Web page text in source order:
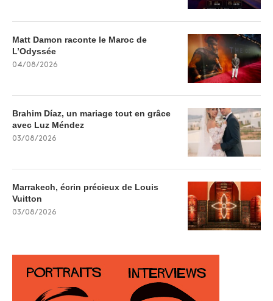
Matt Damon raconte le Maroc de
L’Odyssée
04/08/2026
Brahim Díaz, un mariage tout en grâce
avec Luz Méndez
03/08/2026
Marrakech, écrin précieux de Louis
Vuitton
03/08/2026